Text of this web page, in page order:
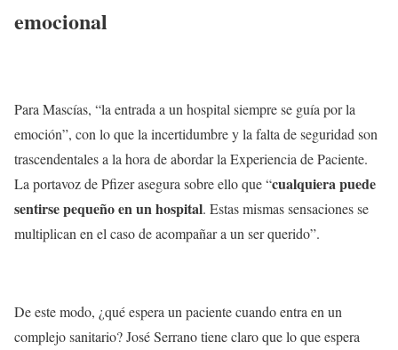
emocional
Para Mascías, “la entrada a un hospital siempre se guía por la
emoción”, con lo que la incertidumbre y la falta de seguridad son
trascendentales a la hora de abordar la Experiencia de Paciente.
La portavoz de Pfizer asegura sobre ello que “cualquiera puede
sentirse pequeño en un hospital. Estas mismas sensaciones se
multiplican en el caso de acompañar a un ser querido”.
De este modo, ¿qué espera un paciente cuando entra en un
complejo sanitario? José Serrano tiene claro que lo que espera